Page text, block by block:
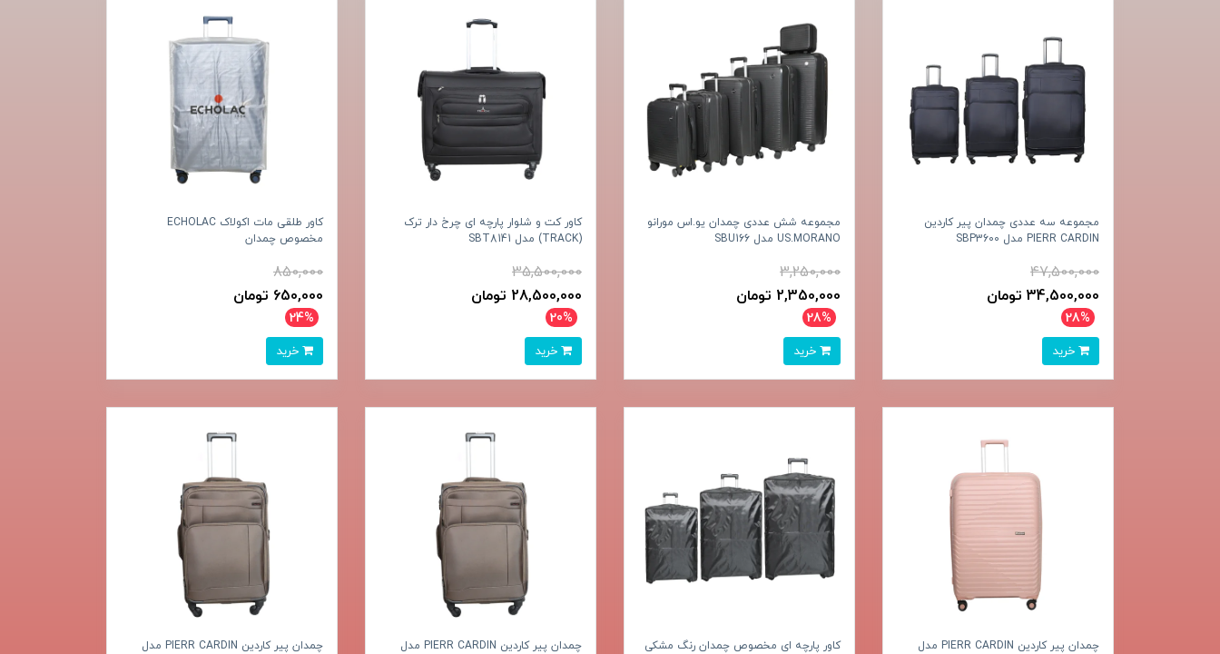
مجموعه سه عددی چمدان پیر کاردین
PIERR CARDIN مدل SBP3600
47,500,000
34,500,000 تومان
28%
مجموعه شش عددی چمدان یو.اس مورانو
US.MORANO مدل SBU166
3,250,000
2,350,000 تومان
28%
کاور کت و شلوار پارچه ای چرخ دار ترک
(TRACK) مدل SBT8141
35,500,000
28,500,000 تومان
20%
کاور طلقی مات اکولاک ECHOLAC
مخصوص چمدان
850,000
650,000 تومان
24%
چمدان پیر کاردین PIERR CARDIN مدل
کاور پارچه ای مخصوص چمدان رنگ مشکی
چمدان پیر کاردین PIERR CARDIN مدل
چمدان پیر کاردین PIERR CARDIN مدل